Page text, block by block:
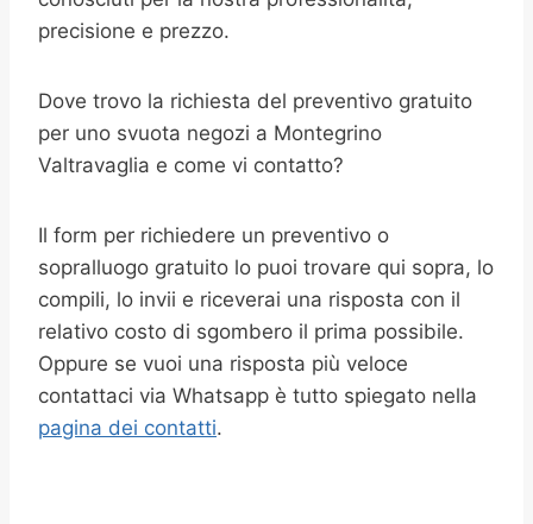
precisione e prezzo.
Dove trovo la richiesta del preventivo gratuito
per uno svuota negozi a Montegrino
Valtravaglia e come vi contatto?
Il form per richiedere un preventivo o
sopralluogo gratuito lo puoi trovare qui sopra, lo
compili, lo invii e riceverai una risposta con il
relativo costo di sgombero il prima possibile.
Oppure se vuoi una risposta più veloce
contattaci via Whatsapp è tutto spiegato nella
pagina dei contatti.